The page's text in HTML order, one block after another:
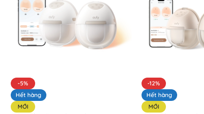
-5%
Hết hàng
MỚI
-12%
Hết hàng
MỚI